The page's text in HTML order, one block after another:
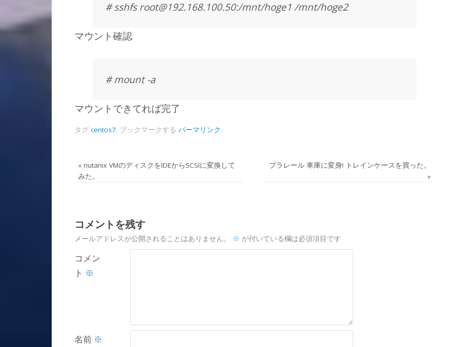
# sshfs root@192.168.100.50:/mnt/hoge1 /mnt/hoge2
マウント確認
# mount -a
マウントできてれば完了
タグ centos7. ブックマークする パーマリンク.
« nutanix VMのディスクをIDEからSCSIに変換して
みた。
プラレール 車庫に変身! トレインケースを買った。
»
コメントを残す
メールアドレスが公開されることはありません。 ※ が付いている欄は必須項目です
コメン
ト ※
名前 ※